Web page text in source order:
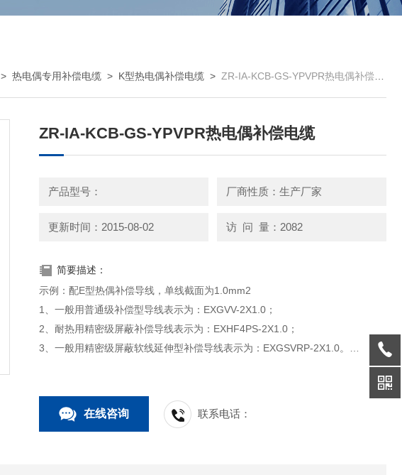
>热电偶专用补偿电缆 > K型热电偶补偿电缆 > ZR-IA-KCB-GS-YPVPR热电偶补偿电缆
ZR-IA-KCB-GS-YPVPR热电偶补偿电缆
产品型号： 厂商性质：生产厂家
更新时间：2015-08-02 访 问 量：2082
简要描述：
示例：配E型热偶补偿导线，单线截面为1.0mm2
1、一般用普通级补偿型导线表示为：EXGVV-2X1.0；
2、耐热用精密级屏蔽补偿导线表示为：EXHF4PS-2X1.0；
3、一般用精密级屏蔽软线延伸型补偿导线表示为：EXGSVRP-2X1.0。
在线咨询 联系电话：